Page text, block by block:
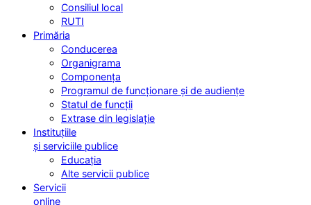
Consiliul local
RUTI
Primăria
Conducerea
Organigrama
Componența
Programul de funcționare și de audiențe
Statul de funcții
Extrase din legislație
Instituțiile
și serviciile publice
Educația
Alte servicii publice
Servicii
online